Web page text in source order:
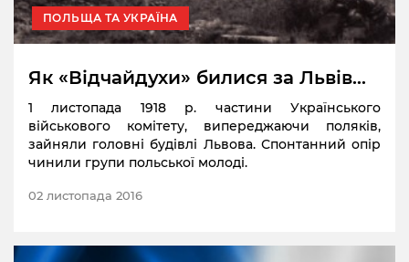
ПОЛЬЩА ТА УКРАЇНА
Як «Відчайдухи» билися за Львів…
1 листопада 1918 р. частини Українського
військового комітету, випереджаючи поляків,
зайняли головні будівлі Львова. Спонтанний опір
чинили групи польської молоді.
02 листопада 2016